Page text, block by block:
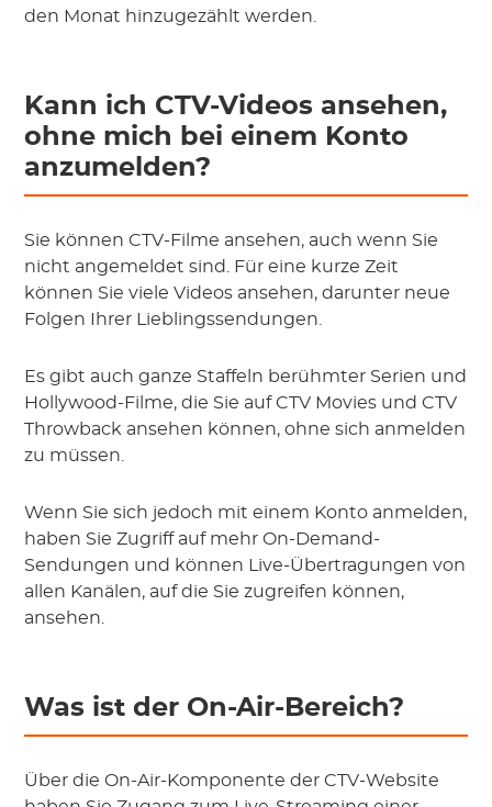
den Monat hinzugezählt werden.
Kann ich CTV-Videos ansehen,
ohne mich bei einem Konto
anzumelden?
Sie können CTV-Filme ansehen, auch wenn Sie
nicht angemeldet sind. Für eine kurze Zeit
können Sie viele Videos ansehen, darunter neue
Folgen Ihrer Lieblingssendungen.
Es gibt auch ganze Staffeln berühmter Serien und
Hollywood-Filme, die Sie auf CTV Movies und CTV
Throwback ansehen können, ohne sich anmelden
zu müssen.
Wenn Sie sich jedoch mit einem Konto anmelden,
haben Sie Zugriff auf mehr On-Demand-
Sendungen und können Live-Übertragungen von
allen Kanälen, auf die Sie zugreifen können,
ansehen.
Was ist der On-Air-Bereich?
Über die On-Air-Komponente der CTV-Website